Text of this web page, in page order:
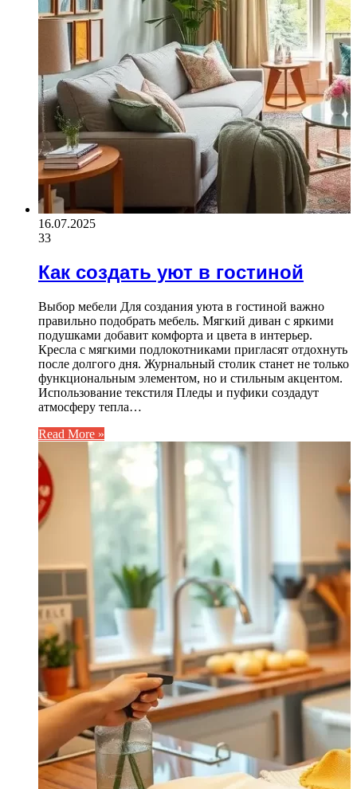
16.07.2025
33
Как создать уют в гостиной
Выбор мебели Для создания уюта в гостиной важно
правильно подобрать мебель. Мягкий диван с яркими
подушками добавит комфорта и цвета в интерьер.
Кресла с мягкими подлокотниками пригласят отдохнуть
после долгого дня. Журнальный столик станет не только
функциональным элементом, но и стильным акцентом.
Использование текстиля Пледы и пуфики создадут
атмосферу тепла…
Read More »